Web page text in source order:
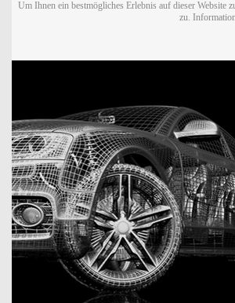
Um Ihnen ein bestmögliches Erlebnis auf dieser
zu.